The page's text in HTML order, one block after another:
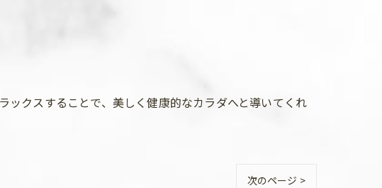
クスすることで、美しく健康的なカラダへと導いてくれ
次のページ >